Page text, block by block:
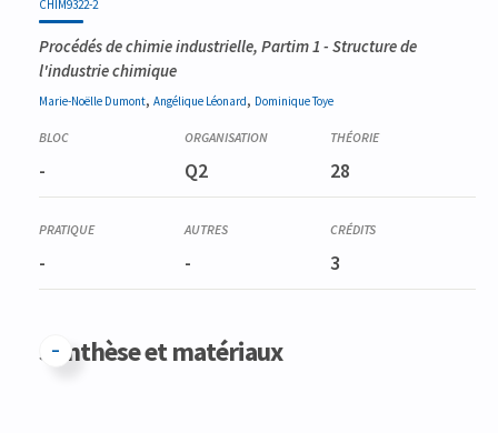
CHIM9322-2
Procédés de chimie industrielle, Partim 1 - Structure de
l'industrie chimique
Marie-Noëlle Dumont, Angélique Léonard, DominiqueToye
- Q2 28
- - 3
Synthèse et matériaux